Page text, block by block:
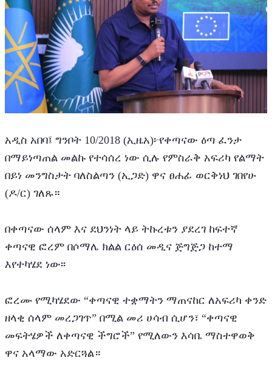
አዲስ አበባ፤ ግንቦት 10/2018 (ኢዜአ)፦የቀጣናው ዕጣ ፈንታ
በማይነጣጠል መልኩ የተሳሰረ ነው ሲሉ የምስራቅ አፍሪካ የልማት
በይነ መንግስታት ባለስልጣን (ኢጋድ) ዋና ፀሐፊ ወርቅነህ ገበየሁ
(ዶ/ር) ገለጹ።
በቀጣናው ሰላም እና ደህንነት ላይ ትኩረቱን ያደረገ ከፍተኛ
ቀጣናዊ ፎረም በሶማሌ ክልል ርዕሰ መዲና ጅግጅጋ ከተማ
እየተካሄደ ነው፡፡
ፎረሙ የሚካሄደው “ቀጣናዊ ተቋማትን ማጠናከር ለአፍሪካ ቀንድ
ዘላቂ ሰላም መረጋገጥ” በሚል መሪ ሀሳብ ሲሆን፣ “ቀጣናዊ
መፍትሄዎች ለቀጣናዊ ችግሮች” የሚለውን እሳቤ ማስተዋወቅ
ዋና አላማው አድርጓል።